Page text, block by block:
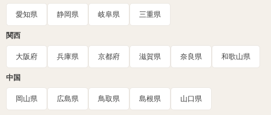
愛知県 静岡県 岐阜県 三重県
関西
大阪府 兵庫県 京都府 滋賀県 奈良県 和歌山県
中国
岡山県 広島県 鳥取県 島根県 山口県